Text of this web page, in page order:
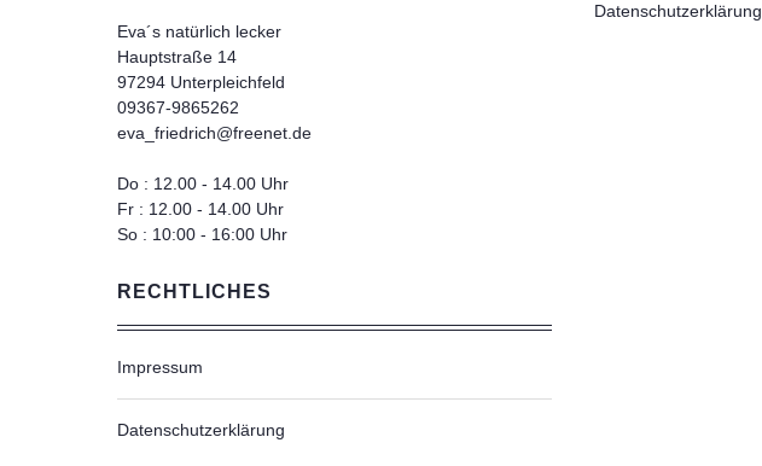
Eva´s natürlich lecker
Hauptstraße 14
97294 Unterpleichfeld
09367-9865262
eva_friedrich@freenet.de
Do : 12.00 - 14.00 Uhr
Fr : 12.00 - 14.00 Uhr
So : 10:00 - 16:00 Uhr
RECHTLICHES
Impressum
Datenschutzerklärung
Datenschutzerklärung